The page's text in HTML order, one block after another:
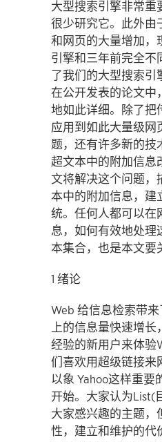
大型搜索引擎非常重
很少研究它。此外由
和网页的大量增加，
引擎和三年前完全不
了我们的大型搜索引
在公开发表的论文中
地如此详细。除了把
应用到如此大量级网
题，还有许多新的技
超文本中的附加信息
文将解决这个问题，
本中的附加信息，建
统。任何人都可以在
息，如何有效地处理
本集合，也是本文要
1 绪论
Web 给信息检索带
上的信息量快速增
经验的新用户来体验
们喜欢用超级链接来
以象 Yahoo这样重要
开始。大家认为List(
大家感兴趣的主题，
性，建立和维护的代